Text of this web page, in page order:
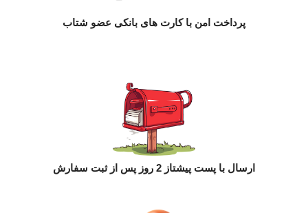
پرداخت امن با کارت های بانکی عضو شتاب
ارسال با پست پیشتاز 2 روز پس از ثبت سفارش